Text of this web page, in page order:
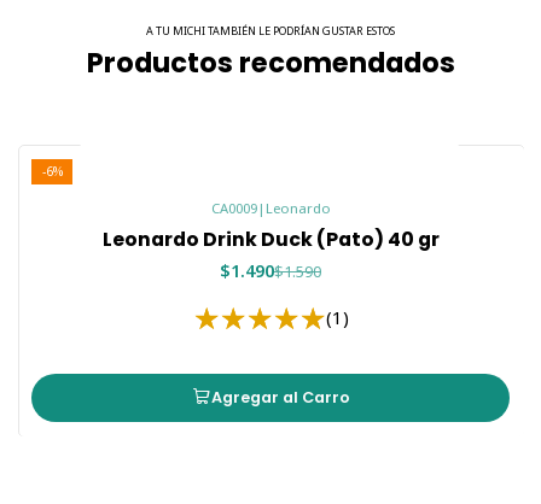
A TU MICHI TAMBIÉN LE PODRÍAN GUSTAR ESTOS
Productos recomendados
-6%
CA0009| Leonardo
Leonardo Drink Duck (Pato) 40 gr
$1.490$1.590
(1)
Agregar al Carro